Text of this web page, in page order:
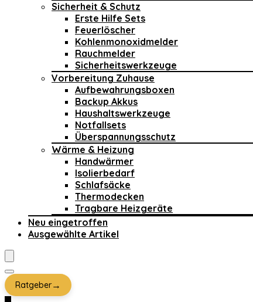
Sicherheit & Schutz
Erste Hilfe Sets
Feuerlöscher
Kohlenmonoxidmelder
Rauchmelder
Sicherheitswerkzeuge
Vorbereitung Zuhause
Aufbewahrungsboxen
Backup Akkus
Haushaltswerkzeuge
Notfallsets
Überspannungsschutz
Wärme & Heizung
Handwärmer
Isolierbedarf
Schlafsäcke
Thermodecken
Tragbare Heizgeräte
Neu eingetroffen
Ausgewählte Artikel
Ratgeber→